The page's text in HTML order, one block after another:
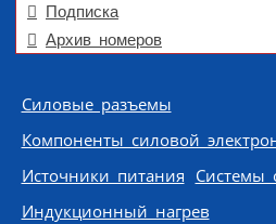
Подписка
Архив номеров
Skip to content
Силовые разъемы
Компоненты силовой
Источники питания Системы
Индукционный нагрев